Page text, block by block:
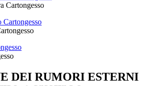
Cartongesso
DEI RUMORI ESTERNI